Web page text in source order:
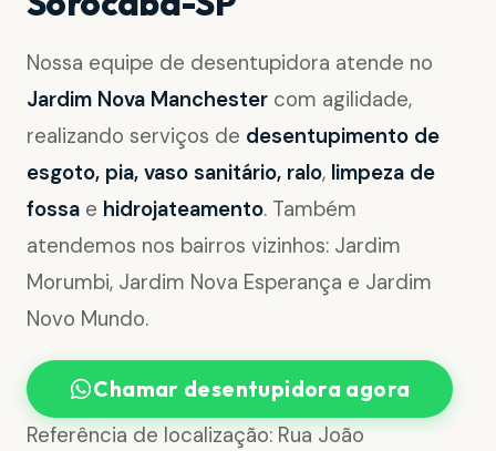
Nossa equipe de desentupidora atende no
Jardim Nova Manchester com agilidade,
realizando serviços de desentupimento de
esgoto, pia, vaso sanitário, ralo, limpeza de
fossa e hidrojateamento. Também
atendemos nos bairros vizinhos: Jardim
Morumbi, Jardim Nova Esperança e Jardim
Novo Mundo.
Chamar desentupidora agora
Referência de localização: Rua João